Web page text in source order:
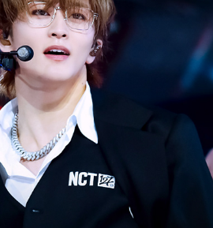
2024
NCT 127